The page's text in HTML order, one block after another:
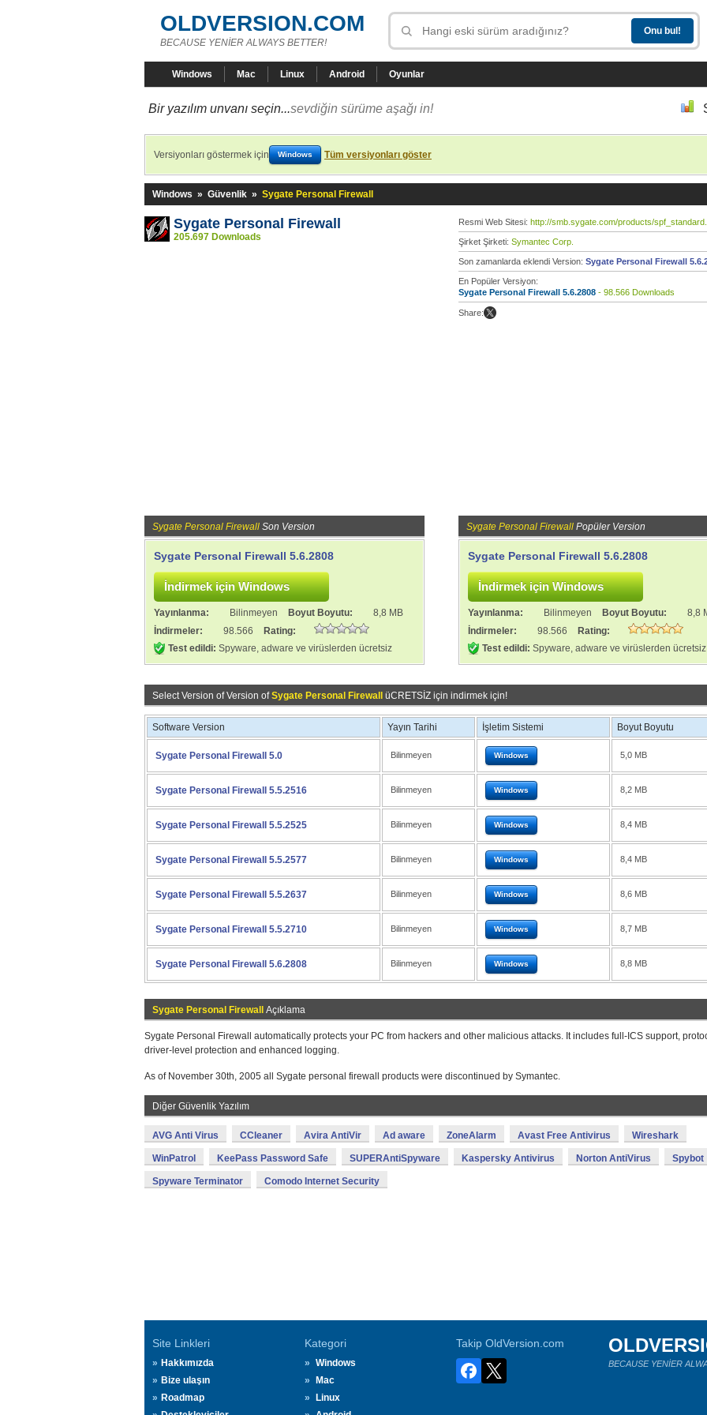
OLDVERSION.COM
BECAUSE YENİER ALWAYS BETTER!
Windows Mac Linux Android Oyunlar
Bir yazılım unvanı seçin...sevdiğin sürüme aşağı in!
Versiyonları göstermek için Windows Tüm versiyonları göster
Windows » Güvenlik » Sygate Personal Firewall
Sygate Personal Firewall
205.697 Downloads
Resmi Web Sitesi: http://smb.sygate.com/products/
Şirket Şirketi: Symantec Corp.
Son zamanlarda eklendi Version: Sygate Personal Firewall
En Popüler Versiyon:
Sygate Personal Firewall 5.6.2808 - 98.566 Downloads
Share:
Sygate Personal Firewall Son Version
Sygate Personal Firewall 5.6.2808
Yayınlanma: Bilinmeyen Boyut Boyutu:
8,8 MB
İndirmeler:
98.566
Rating:
Test edildi: Spyware, adware ve virüslerden ücretsiz
Sygate Personal Firewall Popüler Version
Sygate Personal Firewall 5.6.2808
Yayınlanma: Bilinmeyen Boyut Boyutu:
8,8
İndirmeler:
98.566
Rating:
Test edildi: Spyware, adware ve virüslerden ücretsiz
Select Version of Version ofSygate Personal Firewall üCRETSİZ için indirmek için!
Software Version Yayın Tarihi İşletim Sistemi Boyut Boyutu
Sygate Personal Firewall 5.0 Bilinmeyen Windows 5,0 MB
Sygate Personal Firewall 5.5.2516 Bilinmeyen Windows 8,2 MB
Sygate Personal Firewall 5.5.2525 Bilinmeyen Windows 8,4 MB
Sygate Personal Firewall 5.5.2577 Bilinmeyen Windows 8,4 MB
Sygate Personal Firewall 5.5.2637 Bilinmeyen Windows 8,6 MB
Sygate Personal Firewall 5.5.2710 Bilinmeyen Windows 8,7 MB
Sygate Personal Firewall 5.6.2808 Bilinmeyen Windows 8,8 MB
Sygate Personal Firewall Açıklama
Sygate Personal Firewall automatically protects your PC from hackers and other malicious attacks. It includes full-ICS support,
driver-level protection and enhanced logging.
As of November 30th, 2005 all Sygate personal firewall products were discontinued by Symantec.
Diğer Güvenlik Yazılım
AVG Anti Virus CCleaner Avira AntiVir Ad aware ZoneAlarm Avast Free Antivirus Wireshark
WinPatrol KeePass Password Safe SUPERAntiSpyware Kaspersky Antivirus Norton AntiVirus Spybot
Spyware Terminator Comodo Internet Security
Site Linkleri
Hakkımızda
Bize ulaşın
Roadmap
Kategori
Windows
Mac
Linux
Takip OldVersion.com
BECAUSE YENİER